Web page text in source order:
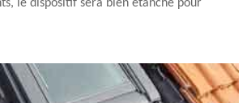
le dispositif sera bien étanche pour